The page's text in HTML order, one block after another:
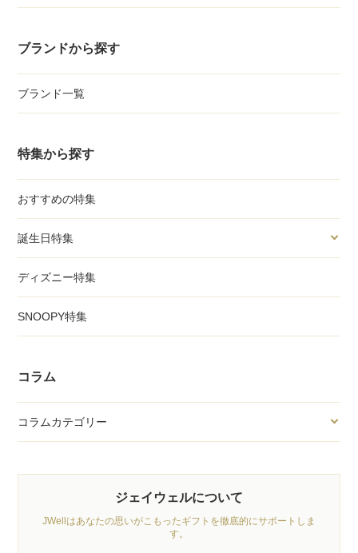
ブランドから探す
ブランド一覧
特集から探す
おすすめの特集
誕生日特集
ディズニー特集
SNOOPY特集
コラム
コラムカテゴリー
ジェイウェルについて
JWellはあなたの思いがこもったギフトを徹底的にサポートしま
す。